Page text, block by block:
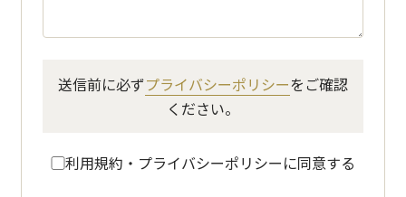
送信前に必ずプライバシーポリシーをご確認
ください。
利用規約・プライバシーポリシーに同意する